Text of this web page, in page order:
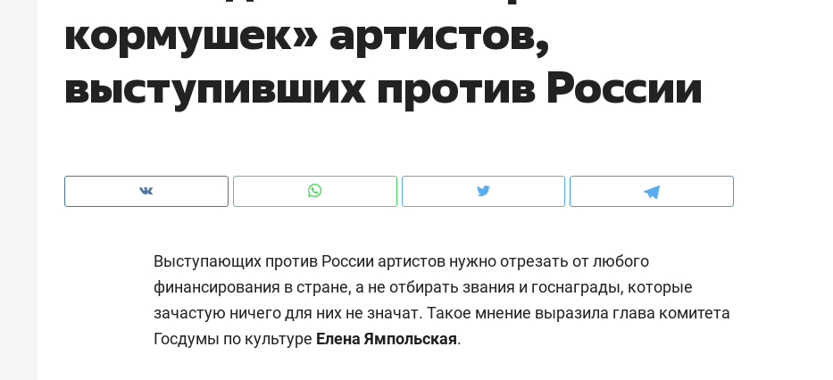
кормушек» артистов,
выступивших против России
Выступающих против России артистов нужно отрезать от любого
финансирования в стране, а не отбирать звания и госнаграды, которые
зачастую ничего для них не значат. Такое мнение выразила глава комитета
Госдумы по культуре Елена Ямпольская.
чем интересен Оман?
клиентах и чудных запросах мастеров
Оставить шум за волной: как